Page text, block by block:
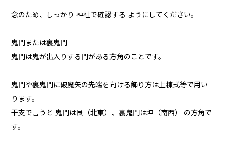
念のため、しっかり 神社で確認する ようにしてください。
鬼門または裏鬼門
鬼門は鬼が出入りする門がある方角のことです。
鬼門や裏鬼門に破魔矢の先端を向ける飾り方は上棟式等で用い
ります。
干支で言うと 鬼門は艮（北東）、裏鬼門は坤（南西） の方角で
す。